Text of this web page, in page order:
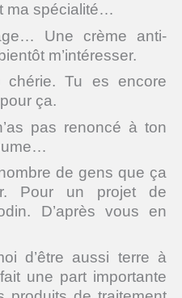
ma spécialité…
Une crème anti-
m’intéresser.
chérie. Tu es encore
ça.
pas renoncé à ton
de gens que ça
Pour un projet de
D’après vous en
d’être aussi terre à
une part importante